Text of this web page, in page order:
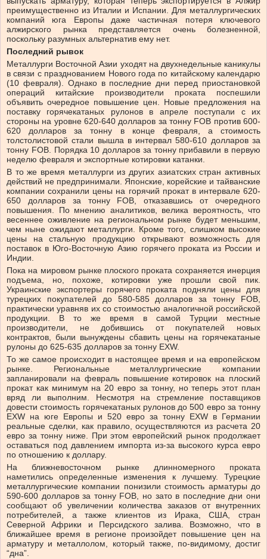
преимущественно из Италии и Испании. Для металлургических
компаний юга Европы даже частичная потеря ключевого
алжирского рынка представляется очень болезненной,
поскольку разумных альтернатив ему нет.
Последний рывок
Металлурги Восточной Азии уходят на двухнедельные каникулы
в связи с празднованием Нового года по китайскому календарю
(10 февраля). Однако в последние дни перед приостановкой
операций китайские производители проката поспешили
объявить очередное повышение цен. Новые предложения на
поставку горячекатаных рулонов в апреле поступали с их
стороны на уровне 620-640 долларов за тонну FOB против 600-
620 долларов за тонну в конце февраля, а стоимость
толстолистовой стали вышла в интервал 580-610 долларов за
тонну FOB. Порядка 10 долларов за тонну прибавили в первую
неделю февраля и экспортные котировки катанки.
В то же время металлурги из других азиатских стран активных
действий не предпринимали. Японские, корейские и тайванские
компании сохранили цены на горячий прокат в интервале 620-
650 долларов за тонну FOB, отказавшись от очередного
повышения. По мнению аналитиков, велика вероятность, что
весеннее оживление на региональном рынке будет меньшим,
чем ныне ожидают металлурги. Кроме того, слишком высокие
цены на стальную продукцию открывают возможность для
поставок в Юго-Восточную Азию горячего проката из России и
Индии.
Пока на мировом рынке плоского проката сохраняется инерция
подъема, но, похоже, котировки уже прошли свой пик.
Украинские экспортеры горячего проката подняли цены для
турецких покупателей до 580-585 долларов за тонну FOB,
практически уравняв их со стоимостью аналогичной российской
продукции. В то же время в самой Турции местные
производители, не добившись от покупателей новых
контрактов, были вынуждены сбавить цены на горячекатаные
рулоны до 625-635 долларов за тонну EXW.
То же самое происходит в настоящее время и на европейском
рынке. Региональные металлургические компании
запланировали на февраль повышение котировок на плоский
прокат как минимум на 20 евро за тонну, но теперь этот план
вряд ли выполним. Несмотря на стремление поставщиков
довести стоимость горячекатаных рулонов до 500 евро за тонну
EXW на юге Европы и 520 евро за тонну EXW в Германии
реальные сделки, как правило, осуществляются из расчета 20
евро за тонну ниже. При этом европейский рынок продолжает
оставаться под давлением импорта из-за высокого курса евро
по отношению к доллару.
На ближневосточном рынке длинномерного проката
наметились определенные изменения к лучшему. Турецкие
металлургические компании понизили стоимость арматуры до
590-600 долларов за тонну FOB, но зато в последние дни они
сообщают об увеличении количества заказов от внутренних
потребителей, а также клиентов из Ирака, США, стран
Северной Африки и Персидского залива. Возможно, что в
ближайшее время в регионе произойдет повышение цен на
арматуру и металлолом, который также, по-видимому, достиг
“дна”.